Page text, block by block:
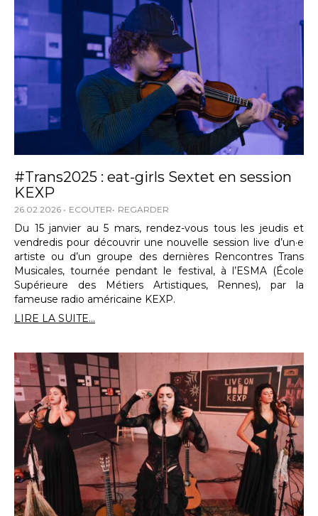
#Trans2025 : eat-girls Sextet en session
KEXP
26.02.2026 ECOUTER REGARDER
Du 15 janvier au 5 mars, rendez-vous tous les jeudis et
vendredis pour découvrir une nouvelle session live d’un·e
artiste ou d’un groupe des dernières Rencontres Trans
Musicales, tournée pendant le festival, à l’ESMA (École
Supérieure des Métiers Artistiques, Rennes), par la
fameuse radio américaine KEXP.
LIRE LA SUITE...